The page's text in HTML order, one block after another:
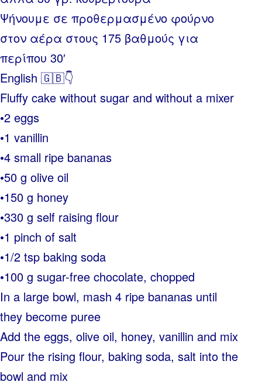
Ψήνουμε σε προθερμασμένο φούρνο
στον αέρα στους 175 βαθμούς για
περίπου 30′
English 🇬🇧👇
Fluffy cake without sugar and without a mixer
•2 eggs
•1 vanillin
•4 small ripe bananas
•50 g olive oil
•150 g honey
•330 g self raising flour
•1 pinch of salt
•1/2 tsp baking soda
•100 g sugar-free chocolate, chopped
In a large bowl, mash 4 ripe bananas until
they become puree
Add the eggs, olive oil, honey, vanillin and mix
Pour the rising flour, baking soda, salt into the
bowl and mix